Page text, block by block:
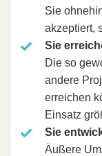
Sie
akzeptiert,
Sie
Die so
andere
erreichen
Einsatz
Sie
Äußere